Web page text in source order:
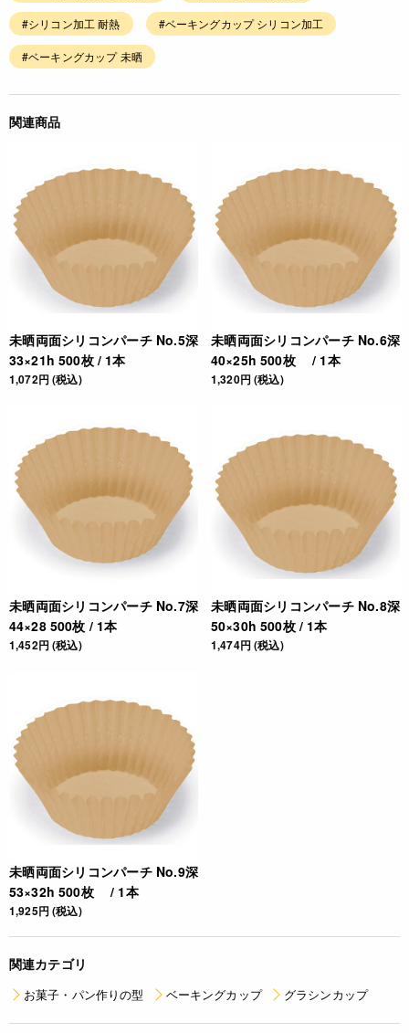
#シリコン加工 耐熱 #ベーキングカップ シリコン加工
#ベーキングカップ 未晒
関連商品
未晒両面シリコンパーチ No.5深
33×21h 500枚 / 1本
1,072円 (税込)
未晒両面シリコンパーチ No.6深
40×25h 500枚 / 1本
1,320円 (税込)
未晒両面シリコンパーチ No.7深
44×28 500枚 / 1本
1,452円 (税込)
未晒両面シリコンパーチ No.8深
50×30h 500枚 / 1本
1,474円 (税込)
未晒両面シリコンパーチ No.9深
53×32h 500枚 / 1本
1,925円 (税込)
関連カテゴリ
お菓子・パン作りの型 ベーキングカップ グラシンカップ